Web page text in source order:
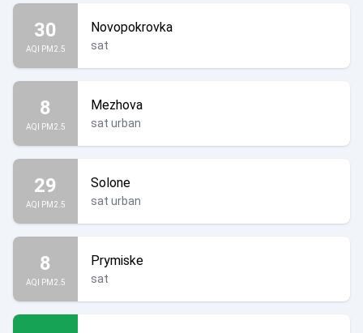
30
AQI PM2.5
Novopokrovka
sat
8
AQI PM2.5
Mezhova
sat urban
29
AQI PM2.5
Solone
sat urban
8
AQI PM2.5
Prymiske
sat